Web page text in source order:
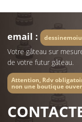
email :
Votre gâteau sur
de votre futur gâteau.
Attention, Rdv
non une boutique